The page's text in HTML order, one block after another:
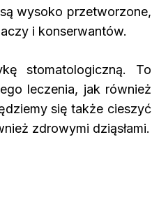
wysoko przetworzone,
i konserwantów.
stomatologiczną. To
leczenia, jak również
się także cieszyć
zdrowymi dziąsłami.